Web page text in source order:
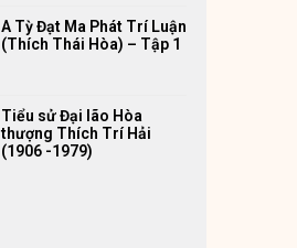
A Tỳ Đạt Ma Phát Trí Luận
(Thích Thái Hòa) – Tập 1
Tiểu sử Đại lão Hòa
thượng Thích Trí Hải
(1906 -1979)